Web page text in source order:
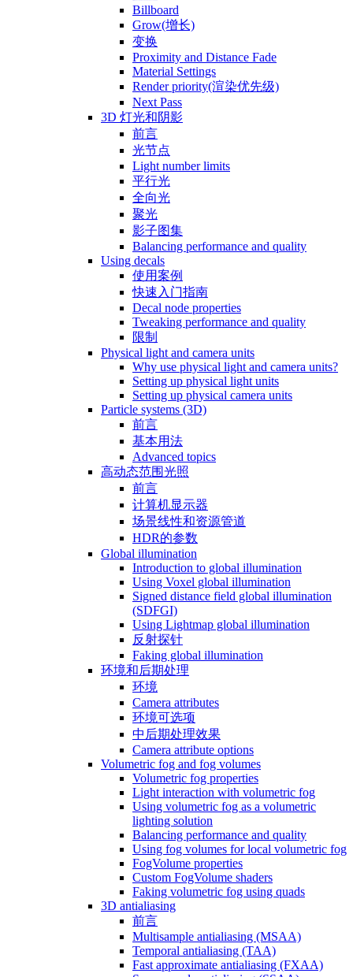
Billboard
Grow(增长)
变换
Proximity and Distance Fade
Material Settings
Render priority(渲染优先级)
Next Pass
3D 灯光和阴影
前言
光节点
Light number limits
平行光
全向光
聚光
影子图集
Balancing performance and quality
Using decals
使用案例
快速入门指南
Decal node properties
Tweaking performance and quality
限制
Physical light and camera units
Why use physical light and camera units?
Setting up physical light units
Setting up physical camera units
Particle systems (3D)
前言
基本用法
Advanced topics
高动态范围光照
前言
计算机显示器
场景线性和资源管道
HDR的参数
Global illumination
Introduction to global illumination
Using Voxel global illumination
Signed distance field global illumination
(SDFGI)
Using Lightmap global illumination
反射探针
Faking global illumination
环境和后期处理
环境
Camera attributes
环境可选项
中后期处理效果
Camera attribute options
Volumetric fog and fog volumes
Volumetric fog properties
Light interaction with volumetric fog
Using volumetric fog as a volumetric
lighting solution
Balancing performance and quality
Using fog volumes for local volumetric fog
FogVolume properties
Custom FogVolume shaders
Faking volumetric fog using quads
3D antialiasing
前言
Multisample antialiasing (MSAA)
Temporal antialiasing (TAA)
Fast approximate antialiasing (FXAA)